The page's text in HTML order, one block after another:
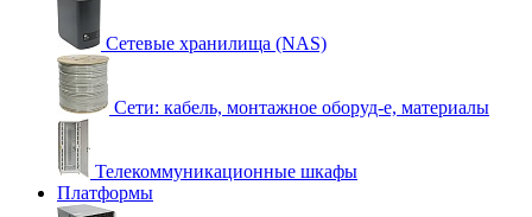
Сетевые хранилища (NAS)
Сети: кабель, монтажное оборуд-е, материалы
Телекоммуникационные шкафы
Платформы